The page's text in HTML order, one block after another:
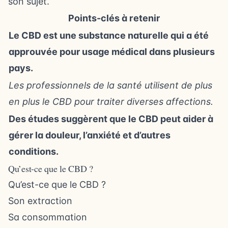
Points-clés à retenir
Le CBD est une substance naturelle qui a été
approuvée pour usage médical dans plusieurs
pays.
Les professionnels de la santé utilisent de plus
en plus le CBD pour traiter diverses affections.
Des études suggèrent que le CBD peut aider à
gérer la douleur, l’anxiété et d’autres
conditions.
Qu’est-ce que le CBD ?
Qu’est-ce que le CBD ?
Son extraction
Sa consommation